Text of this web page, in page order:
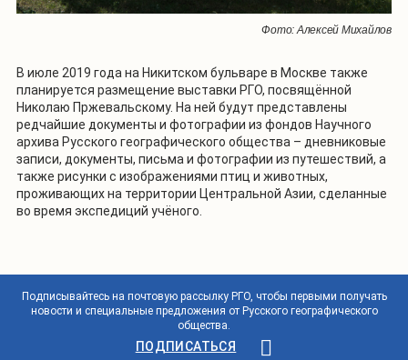
Фото: Алексей Михайлов
В июле 2019 года на Никитском бульваре в Москве также
планируется размещение выставки РГО, посвящённой
Николаю Пржевальскому. На ней будут представлены
редчайшие документы и фотографии из фондов Научного
архива Русского географического общества – дневниковые
записи, документы, письма и фотографии из путешествий, а
также рисунки с изображениями птиц и животных,
проживающих на территории Центральной Азии, сделанные
во время экспедиций учёного.
Подписывайтесь на почтовую рассылку РГО, чтобы первыми получать
новости и специальные предложения от Русского географического
общества.
ПОДПИСАТЬСЯ